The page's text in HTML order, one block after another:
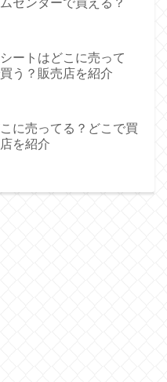
センターで買える？
ートはどこに売って
う？販売店を紹介
に売ってる？どこで買
を紹介